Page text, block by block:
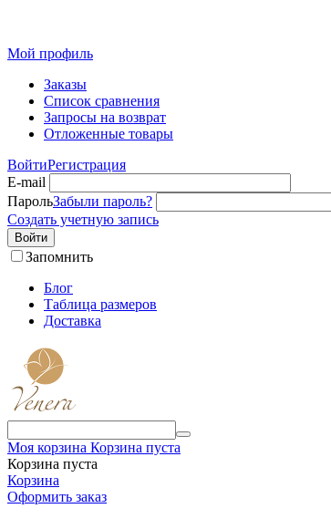
Мой профиль
Заказы
Список сравнения
Запросы на возврат
Отложенные товары
ВойтиРегистрация
E-mail
ПарольЗабыли пароль?
Создать учетную запись
Войти
Запомнить
Блог
Таблица размеров
Доставка
Моя корзина Корзина пуста
Корзина пуста
Корзина
Оформить заказ